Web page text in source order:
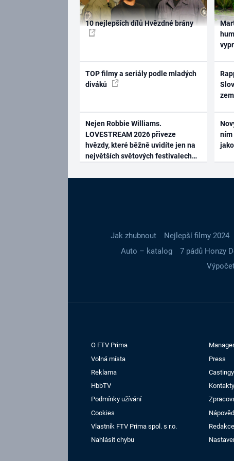
10 nejlepších dílů Hvězdné brány
TOP filmy a seriály podle mladých
diváků
Nejen Robbie Williams.
LOVESTREAM 2026 přiveze
hvězdy, které běžně uvidíte jen na
největších světových festivalech
ním
Jak zhubnout Nejlepší filmy 2024
Auto – katalog
7 pádů Honzy
O FTV Prima
Volná místa
Press
Reklama
HbbTV
Kontakty
Podmínky užívání
Cookies
Vlastník FTV Prima spol. s r.o.
Redakce
Nahlásit chybu